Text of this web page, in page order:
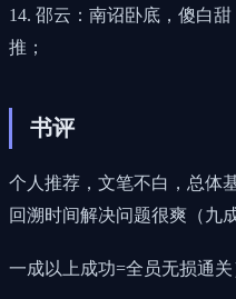
14. 邵云：南诏卧底，傻白
推；
书评
个人推荐，文笔不白，总体
回溯时间解决问题很爽（九
一成以上成功=全员无损通关